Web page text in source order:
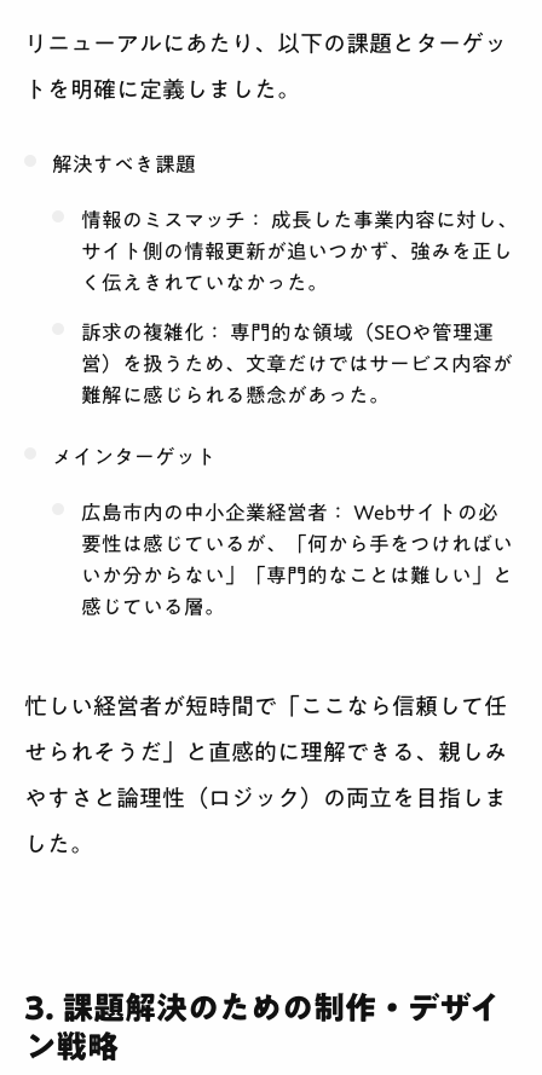
リニューアルにあたり、以下の課題とターゲッ
トを明確に定義しました。
解決すべき課題
情報のミスマッチ：
成長した事業内容に対し、
サイト側の情報更新が追いつかず、強みを正し
く伝えきれていなかった。
訴求の複雑化：
専門的な領域（SEOや管理運
営）を扱うため、文章だけではサービス内容が
難解に感じられる懸念があった。
メインターゲット
広島市内の中小企業経営者：
Webサイトの必
要性は感じているが、「何から手をつければい
いか分からない」「専門的なことは難しい」と
感じている層。
忙しい経営者が短時間で「ここなら信頼して任
せられそうだ」と直感的に理解できる、親しみ
やすさと論理性（ロジック）の両立を目指しま
した。
3. 課題解決のための制作・デザイ
ン戦略